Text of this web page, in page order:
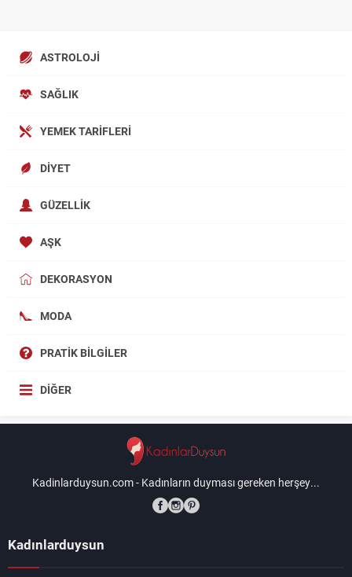
ASTROLOJI
SAĞLIK
YEMEK TARIFLERI
DIYET
GÜZELLIK
AŞK
DEKORASYON
MODA
PRATIK BILGILER
DIĞER
Kadinlarduysun.com - Kadınların duyması gereken herşey...
Kadınlarduysun